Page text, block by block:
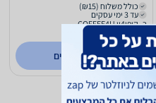
כולל משלוח (₪15)
עד 3 ימי עסקים
ב- קופי4יו COFFEE4U
5.0
(114)
לפרטים נוספים